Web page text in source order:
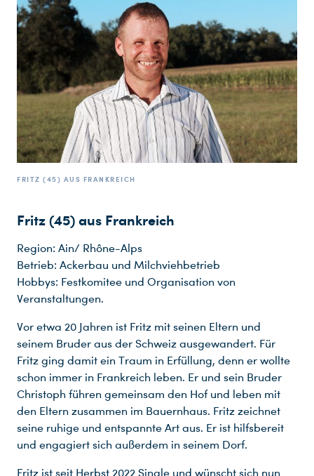
FRITZ (45) AUS FRANKREICH
Fritz (45) aus Frankreich
Region: Ain/ Rhône-Alps
Betrieb: Ackerbau und Milchviehbetrieb
Hobbys: Festkomitee und Organisation von
Veranstaltungen.
Vor etwa 20 Jahren ist Fritz mit seinen Eltern und
seinem Bruder aus der Schweiz ausgewandert. Für
Fritz ging damit ein Traum in Erfüllung, denn er wollte
schon immer in Frankreich leben. Er und sein Bruder
Christoph führen gemeinsam den Hof und leben mit
den Eltern zusammen im Bauernhaus. Fritz zeichnet
seine ruhige und entspannte Art aus. Er ist hilfsbereit
und engagiert sich außerdem in seinem Dorf.
Fritz ist seit Herbst 2022 Single und wünscht sich nun